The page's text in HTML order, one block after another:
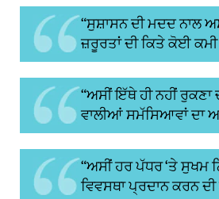
“ਸੁਸ਼ਾਸਨ ਦੀ ਮਦਦ ਨਾਲ
ਜ਼ਰੂਰਤਾਂ ਦੀ ਕਿਤੇ ਕੋਈ ਕਮੀ
“ਅਸੀਂ ਇੱਥੇ ਹੀ ਨਹੀਂ
ਵਾਲੀਆਂ ਸਮੱਸਿਆਵਾਂ ਦਾ
“ਅਸੀਂ ਹਰ ਪੱਧਰ ‘ਤੇ ਸੁਖਮ
ਵਿਵਸਥਾ ਪ੍ਰਦਾਨ ਕਰਨ